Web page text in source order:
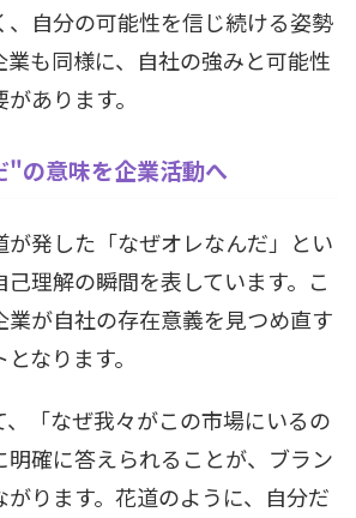
、自分の可能性を信じ続ける姿勢
も同様に、自社の強みと可能性
あります。
の意味を企業活動へ
発した「なぜオレなんだ」とい
己理解の瞬間を表しています。こ
業が自社の存在意義を見つめ直す
なります。
「なぜ我々がこの市場にいるの
明確に答えられることが、ブラン
がります。花道のように、自分だ